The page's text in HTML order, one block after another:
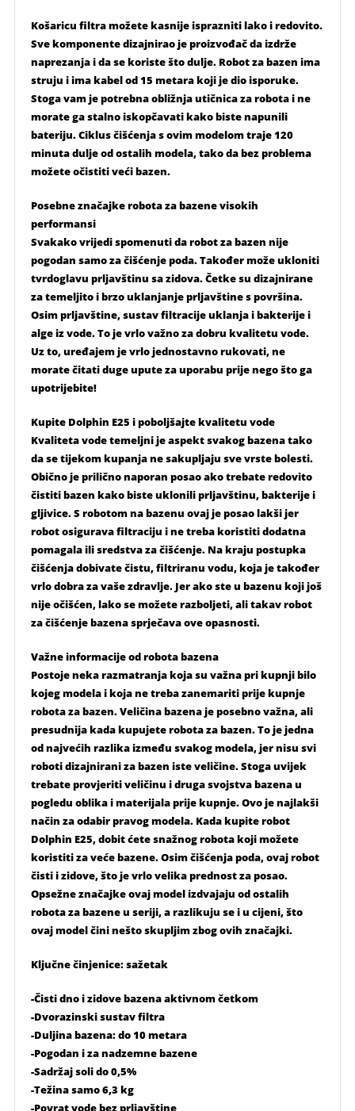
Košaricu filtra možete kasnije isprazniti lako i redovito.
Sve komponente dizajnirao je proizvođač da izdrže
naprezanja i da se koriste što dulje. Robot za bazen ima
struju i ima kabel od 15 metara koji je dio isporuke.
Stoga vam je potrebna obližnja utičnica za robota i ne
morate ga stalno iskopčavati kako biste napunili
bateriju. Ciklus čišćenja s ovim modelom traje 120
minuta dulje od ostalih modela, tako da bez problema
možete očistiti veći bazen.
Posebne značajke robota za bazene visokih
performansi
Svakako vrijedi spomenuti da robot za bazen nije
pogodan samo za čišćenje poda. Također može ukloniti
tvrdoglavu prljavštinu sa zidova. Četke su dizajnirane
za temeljito i brzo uklanjanje prljavštine s površina.
Osim prljavštine, sustav filtracije uklanja i bakterije i
alge iz vode. To je vrlo važno za dobru kvalitetu vode.
Uz to, uređajem je vrlo jednostavno rukovati, ne
morate čitati duge upute za uporabu prije nego što ga
upotrijebite!
Kupite Dolphin E25 i poboljšajte kvalitetu vode
Kvaliteta vode temeljni je aspekt svakog bazena tako
da se tijekom kupanja ne sakupljaju sve vrste bolesti.
Obično je prilično naporan posao ako trebate redovito
čistiti bazen kako biste uklonili prljavštinu, bakterije i
gljivice. S robotom na bazenu ovaj je posao lakši jer
robot osigurava filtraciju i ne treba koristiti dodatna
pomagala ili sredstva za čišćenje. Na kraju postupka
čišćenja dobivate čistu, filtriranu vodu, koja je također
vrlo dobra za vaše zdravlje. Jer ako ste u bazenu koji još
nije očišćen, lako se možete razboljeti, ali takav robot
za čišćenje bazena sprječava ove opasnosti.
Važne informacije od robota bazena
Postoje neka razmatranja koja su važna pri kupnji bilo
kojeg modela i koja ne treba zanemariti prije kupnje
robota za bazen. Veličina bazena je posebno važna, ali
presudnija kada kupujete robota za bazen. To je jedna
od najvećih razlika između svakog modela, jer nisu svi
roboti dizajnirani za bazen iste veličine. Stoga uvijek
trebate provjeriti veličinu i druga svojstva bazena u
pogledu oblika i materijala prije kupnje. Ovo je najlakši
način za odabir pravog modela. Kada kupite robot
Dolphin E25, dobit ćete snažnog robota koji možete
koristiti za veće bazene. Osim čišćenja poda, ovaj robot
čisti i zidove, što je vrlo velika prednost za posao.
Opsežne značajke ovaj model izdvajaju od ostalih
robota za bazene u seriji, a razlikuju se i u cijeni, što
ovaj model čini nešto skupljim zbog ovih značajki.
Ključne činjenice: sažetak
-Čisti dno i zidove bazena aktivnom četkom
-Dvorazinski sustav filtra
-Duljina bazena: do 10 metara
-Pogodan i za nadzemne bazene
-Sadržaj soli do 0,5%
-Težina samo 6,3 kg
-Povrat vode bez prljavštine